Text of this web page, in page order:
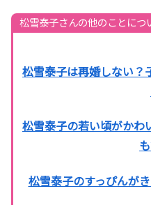
松雪泰子さんの他のことにつ
松雪泰子は再婚しない？
松雪泰子の若い頃がかわ
松雪泰子のすっぴんが